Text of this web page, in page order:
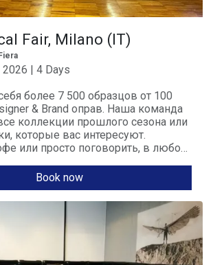
Fair, Milano (IT)
| 4 Days
более 7 500 образцов от 100
& Brand оправ. Наша команда
коллекции прошлого сезона или
которые вас интересуют.
или просто поговорить, в любом
Book now